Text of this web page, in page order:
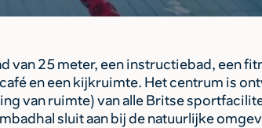
van 25 meter, een instructiebad, een
en een kijkruimte. Het centrum is
van ruimte) van alle Britse
sluit aan bij de natuurlijke